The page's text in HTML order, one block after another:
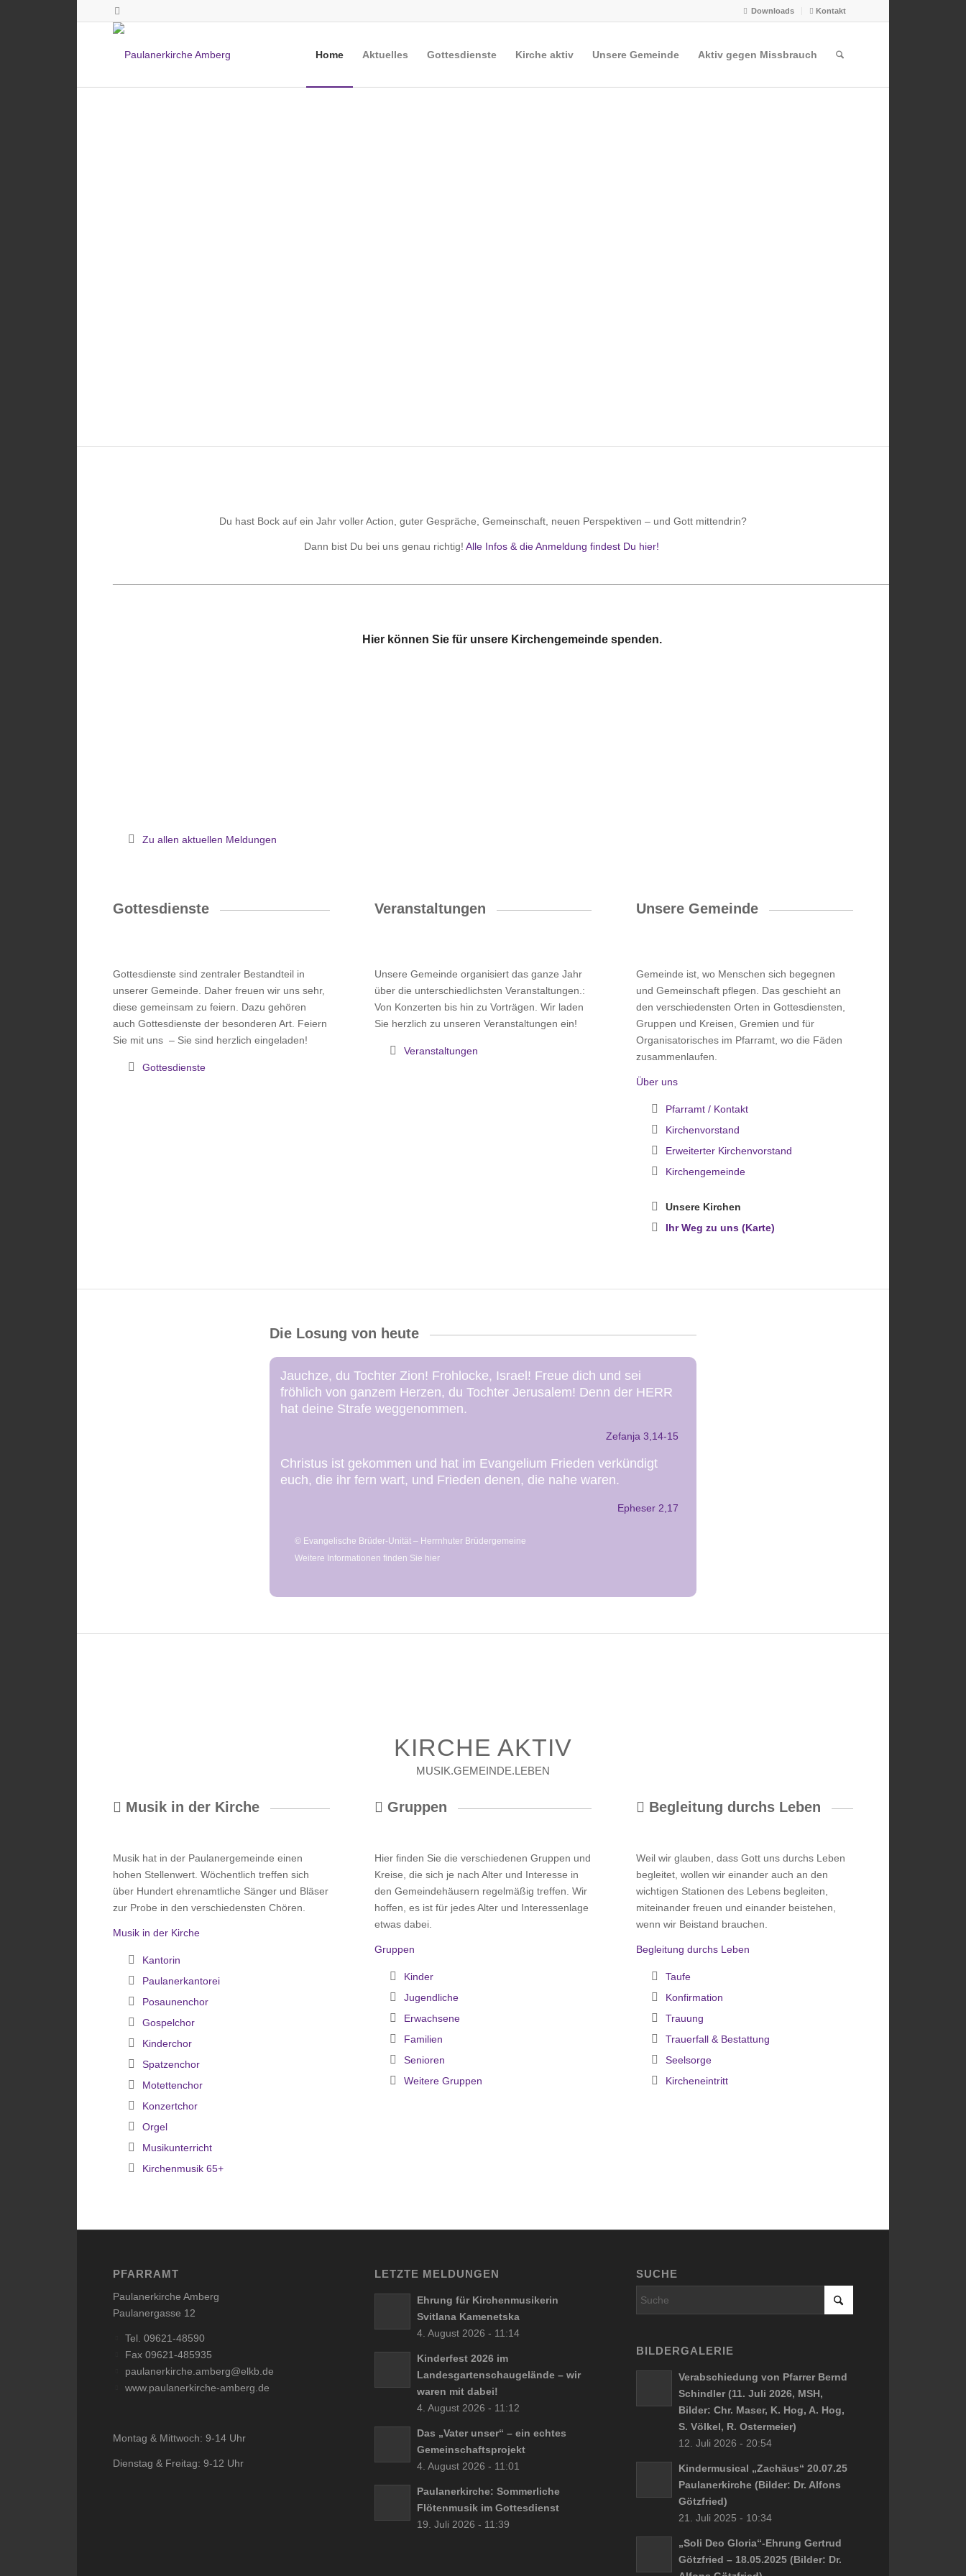
Downloads Kontakt
Home Aktuelles Gottesdienste Kirche aktiv Unsere Gemeinde Aktiv gegen Missbrauch
Du hast Bock auf ein Jahr voller Action, guter Gespräche, Gemeinschaft, neuen Perspektiven – und Gott mittendrin?
Dann bist Du bei uns genau richtig! Alle Infos & die Anmeldung findest Du hier!
Hier können Sie für unsere Kirchengemeinde spenden.
Zu allen aktuellen Meldungen
Gottesdienste
Gottesdienste sind zentraler Bestandteil in
unserer Gemeinde. Daher freuen wir uns sehr,
diese gemeinsam zu feiern. Dazu gehören
auch Gottesdienste der besonderen Art. Feiern
Sie mit uns – Sie sind herzlich eingeladen!
Gottesdienste
Veranstaltungen
Unsere Gemeinde organisiert das ganze Jahr
über die unterschiedlichsten Veranstaltungen.:
Von Konzerten bis hin zu Vorträgen. Wir laden
Sie herzlich zu unseren Veranstaltungen ein!
Veranstaltungen
Unsere Gemeinde
Gemeinde ist, wo Menschen sich begegnen
und Gemeinschaft pflegen. Das geschieht an
den verschiedensten Orten in Gottesdiensten,
Gruppen und Kreisen, Gremien und für
Organisatorisches im Pfarramt, wo die Fäden
zusammenlaufen.
Über uns
Pfarramt / Kontakt
Kirchenvorstand
Erweiterter Kirchenvorstand
Kirchengemeinde
Unsere Kirchen
Ihr Weg zu uns (Karte)
Die Losung von heute
Jauchze, du Tochter Zion! Frohlocke, Israel! Freue dich und sei
fröhlich von ganzem Herzen, du Tochter Jerusalem! Denn der HERR
hat deine Strafe weggenommen.
Zefanja 3,14-15
Christus ist gekommen und hat im Evangelium Frieden verkündigt
euch, die ihr fern wart, und Frieden denen, die nahe waren.
Epheser 2,17
© Evangelische Brüder-Unität – Herrnhuter Brüdergemeine
Weitere Informationen finden Sie hier
KIRCHE AKTIV
MUSIK.GEMEINDE.LEBEN
Musik in der Kirche
Musik hat in der Paulanergemeinde einen
hohen Stellenwert. Wöchentlich treffen sich
über Hundert ehrenamtliche Sänger und Bläser
zur Probe in den verschiedensten Chören.
Musik in der Kirche
Kantorin
Paulanerkantorei
Posaunenchor
Gospelchor
Kinderchor
Spatzenchor
Motettenchor
Konzertchor
Orgel
Musikunterricht
Kirchenmusik 65+
Gruppen
Hier finden Sie die verschiedenen Gruppen und
Kreise, die sich je nach Alter und Interesse in
den Gemeindehäusern regelmäßig treffen. Wir
hoffen, es ist für jedes Alter und Interessenlage
etwas dabei.
Gruppen
Kinder
Jugendliche
Erwachsene
Familien
Senioren
Weitere Gruppen
Begleitung durchs Leben
Weil wir glauben, dass Gott uns durchs Leben
begleitet, wollen wir einander auch an den
wichtigen Stationen des Lebens begleiten,
miteinander freuen und einander beistehen,
wenn wir Beistand brauchen.
Begleitung durchs Leben
Taufe
Konfirmation
Trauung
Trauerfall & Bestattung
Seelsorge
Kircheneintritt
PFARRAMT
Paulanerkirche Amberg
Paulanergasse 12
Tel. 09621-48590
Fax 09621-485935
paulanerkirche.amberg@elkb.de
www.paulanerkirche-amberg.de
Montag & Mittwoch: 9-14 Uhr
Dienstag & Freitag: 9-12 Uhr
LETZTE MELDUNGEN
Ehrung für Kirchenmusikerin
Svitlana Kamenetska
4. August 2026 - 11:14
Kinderfest 2026 im
Landesgartenschaugelände – wir
waren mit dabei!
4. August 2026 - 11:12
Das „Vater unser“ – ein echtes
Gemeinschaftsprojekt
4. August 2026 - 11:01
Paulanerkirche: Sommerliche
Flötenmusik im Gottesdienst
19. Juli 2026 - 11:39
SUCHE
BILDERGALERIE
Verabschiedung von Pfarrer Bernd
Schindler (11. Juli 2026, MSH,
Bilder: Chr. Maser, K. Hog, A. Hog,
S. Völkel, R. Ostermeier)
12. Juli 2026 - 20:54
Kindermusical „Zachäus“ 20.07.25
Paulanerkirche (Bilder: Dr. Alfons
Götzfried)
21. Juli 2025 - 10:34
„Soli Deo Gloria“-Ehrung Gertrud
Götzfried – 18.05.2025 (Bilder: Dr.